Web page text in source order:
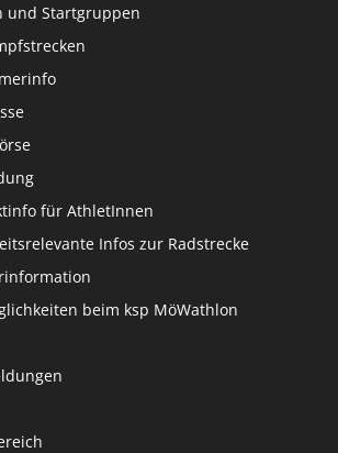
und Startgruppen
für AthletInnen
Infos zur Radstrecke
beim ksp MöWathlon